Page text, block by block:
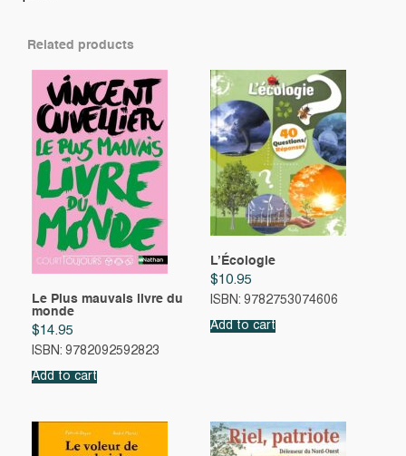
Related products
Le Plus mauvais livre du
monde
$14.95
ISBN: 9782092592823
Add to cart
L’Écologie
$10.95
ISBN: 9782753074606
Add to cart